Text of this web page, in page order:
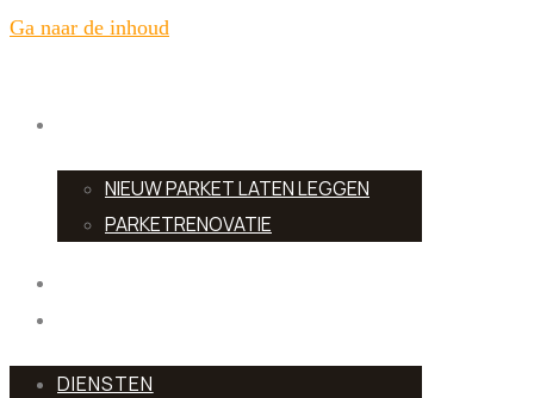
Ga naar de inhoud
NIEUW PARKET LATEN LEGGEN
PARKETRENOVATIE
DIENSTEN